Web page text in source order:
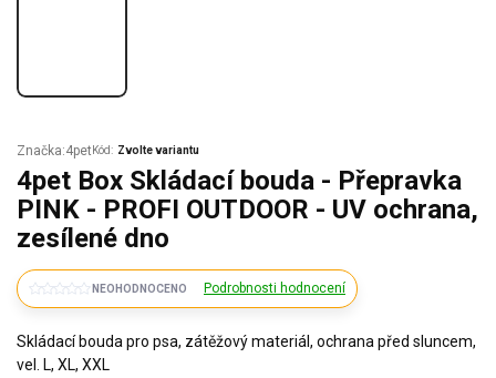
Značka:4pet Kód: Zvolte variantu
4pet Box Skládací bouda - Přepravka
PINK - PROFI OUTDOOR - UV ochrana,
zesílené dno
NEOHODNOCENO Podrobnosti hodnocení
Skládací bouda pro psa, zátěžový materiál, ochrana před sluncem,
vel. L, XL, XXL